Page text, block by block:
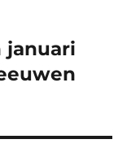
januari